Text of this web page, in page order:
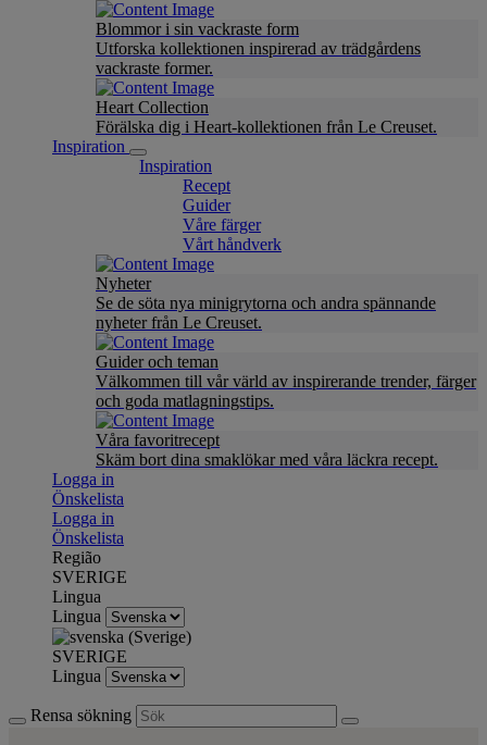
Blommor i sin vackraste form
Utforska kollektionen inspirerad av trädgårdens
vackraste former.
Heart Collection
Förälska dig i Heart-kollektionen från Le Creuset.
Inspiration
Inspiration
Recept
Guider
Våre färger
Vårt håndverk
Nyheter
Se de söta nya minigrytorna och andra spännande
nyheter från Le Creuset.
Guider och teman
Välkommen till vår värld av inspirerande trender, färger
och goda matlagningstips.
Våra favoritrecept
Skäm bort dina smaklökar med våra läckra recept.
Logga in
Önskelista
Logga in
Önskelista
Região
SVERIGE
Lingua
Lingua
SVERIGE
Lingua
Rensa sökning